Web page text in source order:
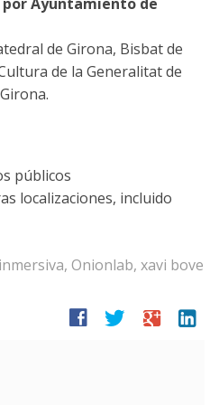
de Girona, Bisbat de
de la Generalitat de
públicos
localizaciones, incluido
, Onionlab, xavi bove
facebook twitter google linkedin